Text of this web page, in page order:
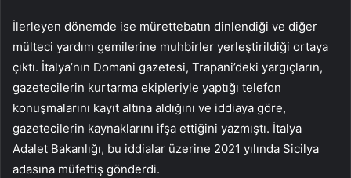
İlerleyen dönemde ise mürettebatın dinlendiği ve diğer
mülteci yardım gemilerine muhbirler yerleştirildiği ortaya
çıktı. İtalya’nın Domani gazetesi, Trapani’deki yargıçların,
gazetecilerin kurtarma ekipleriyle yaptığı telefon
konuşmalarını kayıt altına aldığını ve iddiaya göre,
gazetecilerin kaynaklarını ifşa ettiğini yazmıştı. İtalya
Adalet Bakanlığı, bu iddialar üzerine 2021 yılında Sicilya
adasına müfettiş gönderdi.